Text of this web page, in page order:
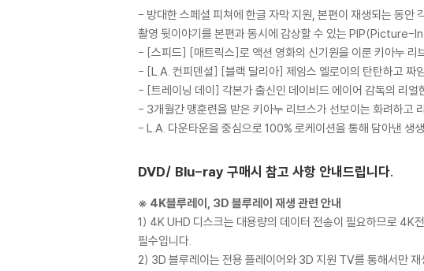
- 방대한 스페셜 피쳐에 한글 자막 지원, 본편이 재생되는 동안
촬영 뒷이야기를 본편과 동시에 감상할 수 있는 PIP(Picture-
- [스피드] [매트릭스]로 액션 영화의 신기원을 이룬 키아누 리
- [L.A. 컨피덴셜] [블랙 달리아] 제임스 엘로이의 탄탄하고 짜
- [트레이닝 데이] 각본가 출신인 데이비드 에이어 감독의 리얼
- 3개월간 맹훈련을 받은 키아누 리브스가 선보이는 화려하고
- L.A. 다운타운을 중심으로 100% 로케이션을 통해 담아낸 생
DVD/ Blu-ray 구매시 참고 사항 안내드립니다.
※ 4K블루레이, 3D 블루레이 재생 관련 안내
1) 4K UHD 디스크는 대용량의 데이터 전송이 필요하므로 4K
필수입니다.
2) 3D 블루레이는 전용 플레이어와 3D 지원 TV를 통해서만 재